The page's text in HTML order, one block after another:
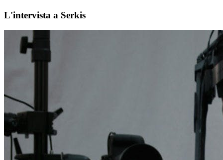
L'intervista a Serkis